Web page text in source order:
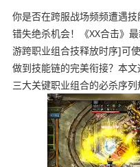
你是否在跨服战场频频遭遇
错失绝杀机会！《XX合击》
游跨职业组合技释放时序]可
做到技能链的完美衔接？本
三大关键职业组合的必杀序列